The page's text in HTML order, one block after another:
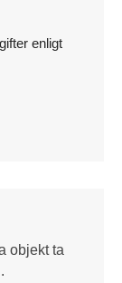
enligt
objekt ta